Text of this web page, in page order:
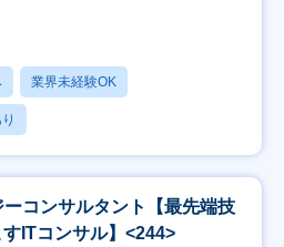
業界未経験OK
ーコンサルタント【最先端技
ITコンサル】<244>